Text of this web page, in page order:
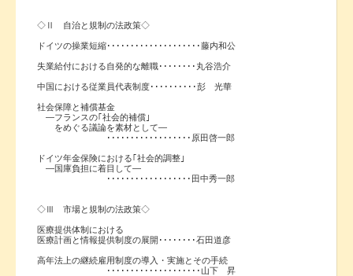
◇Ⅱ 自治と規制の法政策◇
ドイツの操業短縮････････････････････藤内和公
失業給付における自発的な離職････････丸谷浩介
中国における従業員代表制度･･････････彭 光華
社会保障と補償基金
―フランスの｢社会的補償｣
をめぐる議論を素材として―
･･････････････････原田啓一郎
ドイツ年金保険における｢社会的調整｣
―国庫負担に着目して―
･･････････････････田中秀一郎
◇Ⅲ 市場と規制の法政策◇
医療提供体制における
医療計画と情報提供制度の展開････････石田道彦
高年法上の継続雇用制度の導入・実施とその手続
････････････････････山下 昇